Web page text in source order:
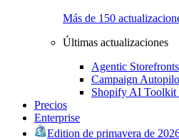
Más de 150
Últimas actualizaciones
Agentic Storefronts
Campaign
Shopify AI Toolkit
Precios
Enterprise
Edition de primavera de